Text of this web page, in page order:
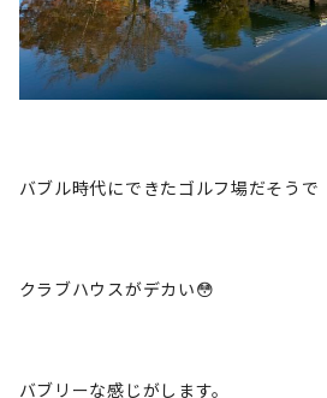
バブル時代にできたゴルフ場だそうで
クラブハウスがデカい😳
バブリーな感じがします。